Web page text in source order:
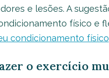
e lesões. A
físico e
condicionamento físico
o exercício